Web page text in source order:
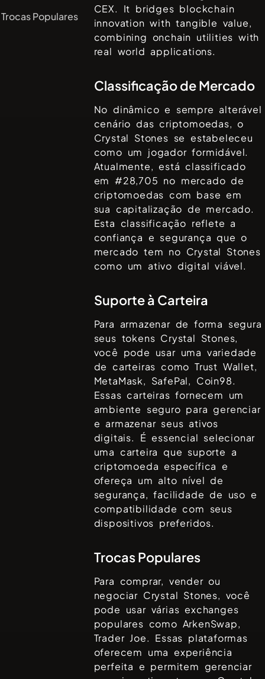
Trocas Populares
CEX. It bridges blockchain
innovation with tangible value,
combining onchain utilities with
real world applications.
Classificação de Mercado
No dinâmico e sempre alterável
cenário das criptomoedas, o
Crystal Stones se estabeleceu
como um jogador formidável.
Atualmente, está classificado
em #28,705 no mercado de
criptomoedas com base em
sua capitalização de mercado.
Esta classificação reflete a
confiança e segurança que o
mercado tem no Crystal Stones
como um ativo digital viável.
Suporte à Carteira
Para armazenar de forma segura
seus tokens Crystal Stones,
você pode usar uma variedade
de carteiras comoTrust Wallet,
MetaMask, SafePal, Coin98.
Essas carteiras fornecem um
ambiente seguro para gerenciar
e armazenar seus ativos
digitais. É essencial selecionar
uma carteira que suporte a
criptomoeda específica e
ofereça um alto nível de
segurança, facilidade de uso e
compatibilidade com seus
dispositivos preferidos.
Trocas Populares
Para comprar, vender ou
negociar Crystal Stones, você
pode usar várias exchanges
populares como ArkenSwap,
Trader Joe. Essas plataformas
oferecem uma experiência
perfeita e permitem gerenciar